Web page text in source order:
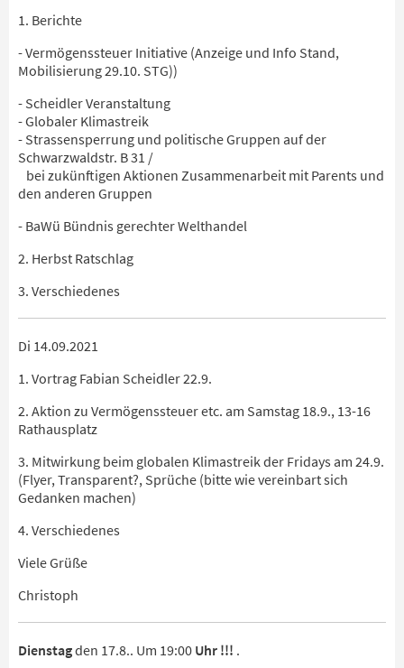
1. Berichte
- Vermögenssteuer Initiative (Anzeige und Info Stand,
Mobilisierung 29.10. STG))
- Scheidler Veranstaltung
- Globaler Klimastreik
- Strassensperrung und politische Gruppen auf der
Schwarzwaldstr. B 31 /
bei zukünftigen Aktionen Zusammenarbeit mit Parents und
den anderen Gruppen
- BaWü Bündnis gerechter Welthandel
2. Herbst Ratschlag
3. Verschiedenes
Di 14.09.2021
1. Vortrag Fabian Scheidler 22.9.
2. Aktion zu Vermögenssteuer etc. am Samstag 18.9., 13-16
Rathausplatz
3. Mitwirkung beim globalen Klimastreik der Fridays am 24.9.
(Flyer, Transparent?, Sprüche (bitte wie vereinbart sich
Gedanken machen)
4. Verschiedenes
Viele Grüße
Christoph
Dienstagden 17.8.. Um 19:00 Uhr !!! .